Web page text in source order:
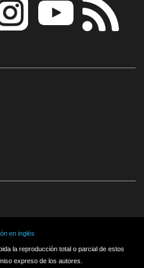
en inglés
la reproducción total o parcial de estos
expreso de los autores.